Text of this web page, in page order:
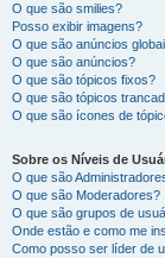
O que são smilies?
Posso exibir imagens?
O que são anúncios
O que são anúncios?
O que são tópicos fixos?
O que são tópicos
O que são ícones de
Sobre os Níveis de
O que são
O que são Moderadores?
O que são grupos de
Onde estão e como me
Como posso ser líder de